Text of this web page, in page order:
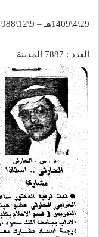
29\4\1409هـ – 9\12\1988م
العدد : 7887 المدينة